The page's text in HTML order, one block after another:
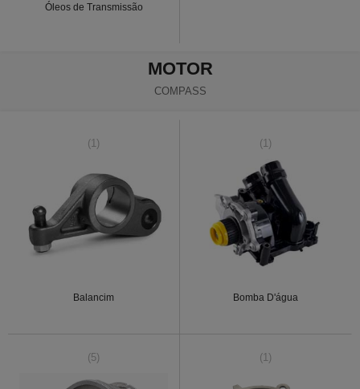
Óleos de Transmissão
MOTOR
COMPASS
(1)
Balancim
(1)
Bomba D'água
(5) (1)